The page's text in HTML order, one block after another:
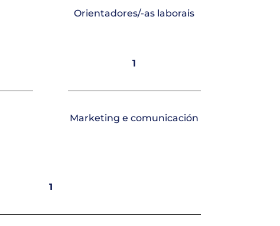
Orientadores/-as laborais
1
Marketing e comunicación
1